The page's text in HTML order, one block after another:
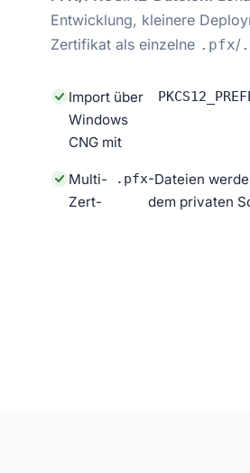
Entwicklung, kleinere
Zertifikat als einzelne .pfx/
Import über
Windows
CNG mit
Multi-
Zert-
.pfx-Dateien
dem privaten